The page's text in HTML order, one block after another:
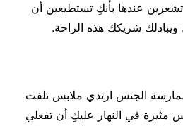
عندها بأنكِ تستطيعين أن
شريكك هذه الراحة.
الجنس ارتدي ملابس تلفت
مثيرة في النهار عليكِ أن تفعلي